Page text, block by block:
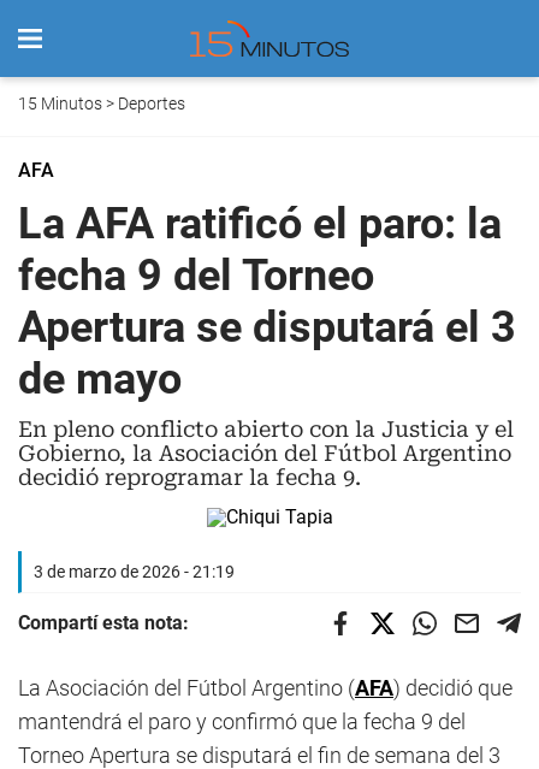
15 Minutos> Deportes
AFA
La AFA ratificó el paro: la
fecha 9 del Torneo
Apertura se disputará el 3
de mayo
En pleno conflicto abierto con la Justicia y el
Gobierno, la Asociación del Fútbol Argentino
decidió reprogramar la fecha 9.
3 de marzo de 2026 - 21:19
Compartí esta nota:
La Asociación del Fútbol Argentino (AFA) decidió que
mantendrá el paro y confirmó que la fecha 9 del
Torneo Apertura se disputará el fin de semana del 3